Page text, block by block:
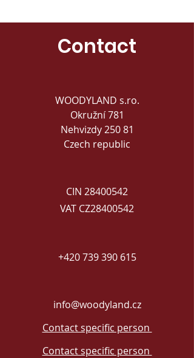
Contact
WOODYLAND s.ro.
Okružní 781
Nehvizdy 250 81
Czech republic
CIN 28400542
VAT CZ28400542
+420 739 390 615
info@woodyland.cz
Contact specific person
Contact specific person